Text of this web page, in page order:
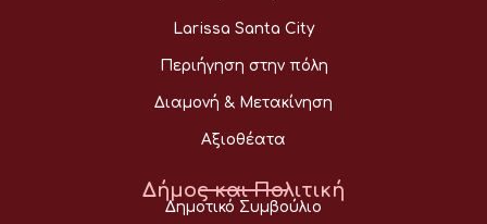
Larissa Santa City
Περιήγηση στην πόλη
Διαμονή & Μετακίνηση
Αξιοθέατα
Δήμος και Πολιτική
Δημοτικό Συμβούλιο